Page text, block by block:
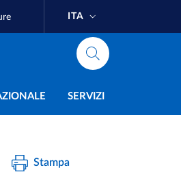
ITA
SERVIZI
Stampa